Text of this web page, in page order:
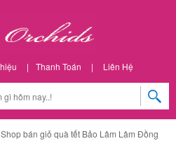
| Thanh Toán | Liên Hệ
Shop bán giỏ quà tết Bảo Lâm Lâm Đồng